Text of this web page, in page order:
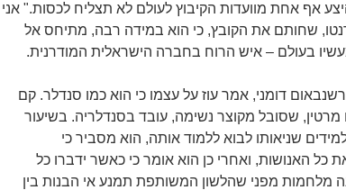
אף אחת מוועדות הקיבוץ לעולם לא תצליח לכסות." אני
שחותם את הקובץ, כי הוא במידה רבה, מתיחס אל
בעולם – איש הרוח בחברה הישראלית המודרנית.
דומני, אמר עוז על עצמו כי הוא כמו סנדלר. קם
שסובל מקוצר נשימה, עובד בסנדלריה. בשיעור
שניאותו לבוא ללמוד אותה, הוא מסביר כי
האנושות, ואחרי כן הוא אומר כי כאשר ידברו כל
מלחמות מפני שהלשון המשותפת תמנע אי הבנות בין